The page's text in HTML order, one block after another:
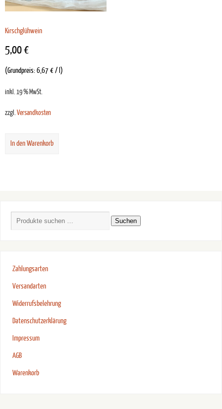
Kirschglühwein
5,00€
(Grundpreis:6,67€/ )
inkl. 19 % MwSt.
zzgl. Versandkosten
In den Warenkorb
Suchen
Zahlungsarten
Versandarten
Widerrufsbelehrung
Datenschutzerklärung
Impressum
AGB
Warenkorb